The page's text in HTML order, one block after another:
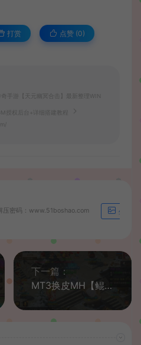
打赏 点赞 (0)
奇手游【天元幽冥合击】最新整理WIN
授权后台+详细搭建教程
压密码：www.51boshao.com 生成海
下一篇：
MT3换皮MH【鲲鹏西游】最新整理Linux手工服务端+安卓苹果双端+GM后台+详细搭建教程+全套源码